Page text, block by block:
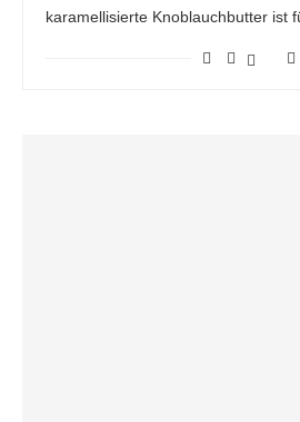
karamellisierte Knoblauchbutter ist